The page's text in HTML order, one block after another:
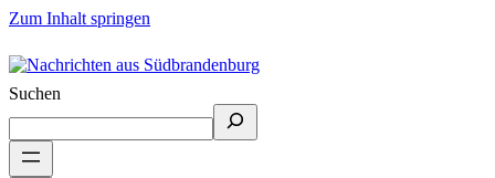
Zum Inhalt springen
Suchen